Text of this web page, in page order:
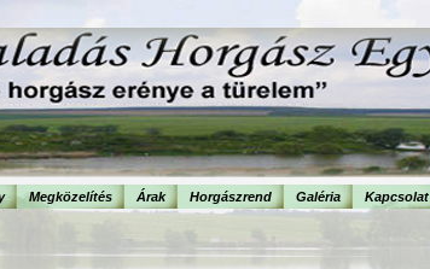
Megközelítés Árak Horgászrend Galéria Kapcsolat